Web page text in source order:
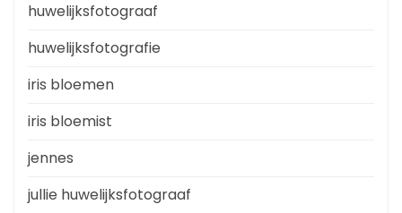
huwelijksfotograaf
huwelijksfotografie
iris bloemen
iris bloemist
jennes
jullie huwelijksfotograaf